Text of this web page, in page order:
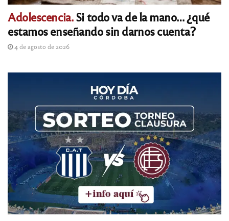
Adolescencia.Si todo va de la mano… ¿qué
estamos enseñando sin darnos cuenta?
4 de agosto de 2026